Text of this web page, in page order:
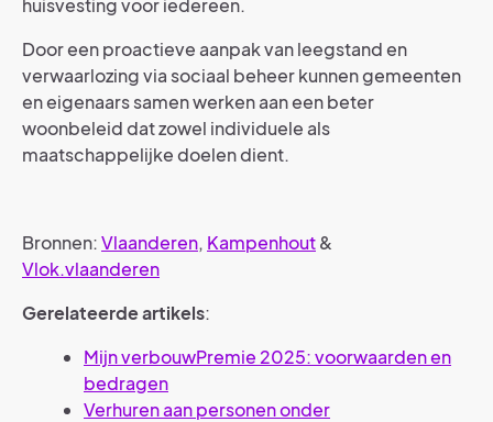
huisvesting voor iedereen.
Door een proactieve aanpak van leegstand en
verwaarlozing via sociaal beheer kunnen gemeenten
en eigenaars samen werken aan een beter
woonbeleid dat zowel individuele als
maatschappelijke doelen dient.
Bronnen:Vlaanderen, Kampenhout&
Vlok.vlaanderen
Gerelateerde artikels:
Mijn verbouwPremie 2025: voorwaarden en
bedragen
Verhuren aan personen onder